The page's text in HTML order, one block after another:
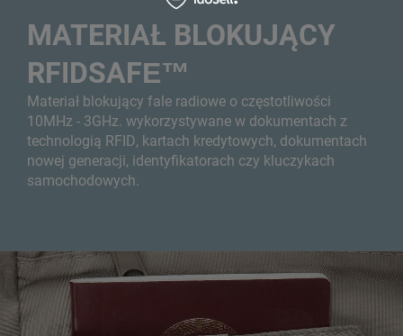
MATERIAŁ BLOKUJĄCY
RFIDSAFE™
Materiał blokujący fale radiowe o częstotliwości
10MHz - 3GHz. wykorzystywane w dokumentach z
technologią RFID, kartach kredytowych, dokumentach
nowej generacji, identyfikatorach czy kluczykach
samochodowych.